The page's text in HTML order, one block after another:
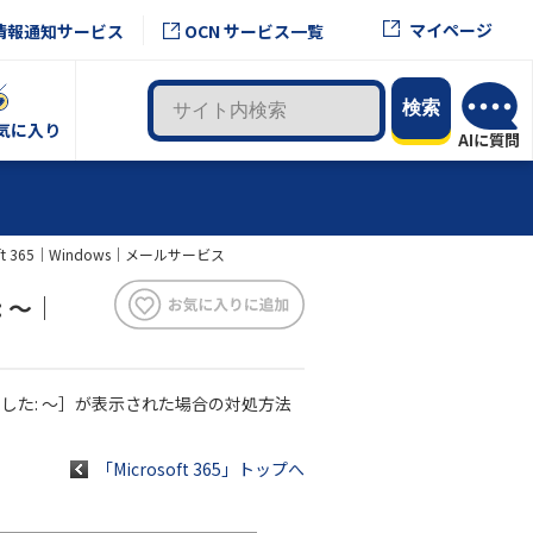
報通知サービス OCN サービス一覧 マイページ
に入り
365｜Windows｜メールサービス
｜
た: ～］が表示された場合の対処方法
「Microsoft 365」トップへ